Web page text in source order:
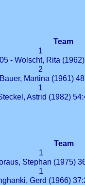
Team
1
- Wolscht, Rita
2
Martina (1961)
1
Astrid (1982)
Team
1
Stephan (1975)
1
Gerd (1966)